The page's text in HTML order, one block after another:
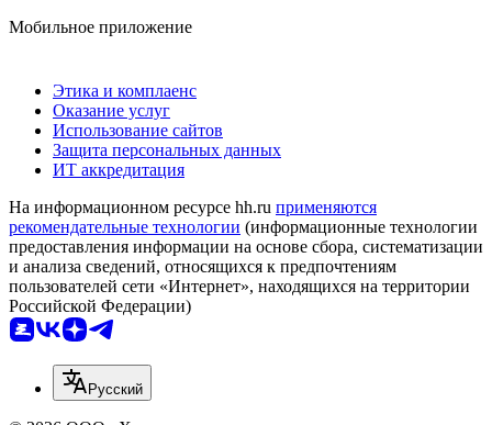
Мобильное приложение
Этика и комплаенс
Оказание услуг
Использование сайтов
Защита персональных данных
ИТ аккредитация
На информационном ресурсе hh.ru применяются
рекомендательные технологии (информационные технологии
предоставления информации на основе сбора, систематизации
и анализа сведений, относящихся к предпочтениям
пользователей сети «Интернет», находящихся на территории
Российской Федерации)
Русский